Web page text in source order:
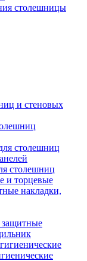
столешницы
и стеновых
столешниц
столешниц
и торцевые
накладки,
защитные